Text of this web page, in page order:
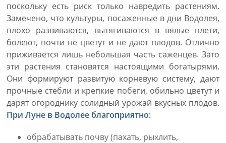
поскольку есть риск только навредить растениям.
Замечено, что культуры, посаженные в дни Водолея,
плохо развиваются, вытягиваются в вялые плети,
болеют, почти не цветут и не дают плодов. Отлично
приживается лишь небольшая часть саженцев. Зато
эти растения становятся настоящими богатырями.
Они формируют развитую корневую систему, дают
прочные стебли и крепкие побеги, обильно цветут и
дарят огороднику солидный урожай вкусных плодов.
При Луне в Водолее благоприятно:
обрабатывать почву (пахать, рыхлить,